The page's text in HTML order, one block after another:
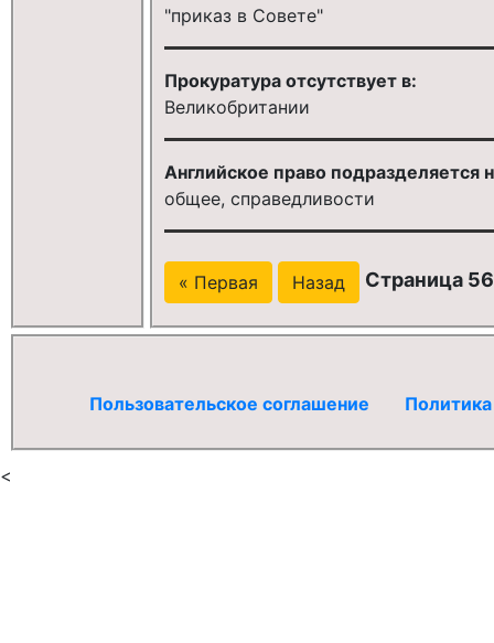
"приказ в Совете"
Прокуратура отсутствует в:
Великобритании
Английское право подразделяется
общее, справедливости
« Первая Назад Страница
Пользовательское соглашение
<